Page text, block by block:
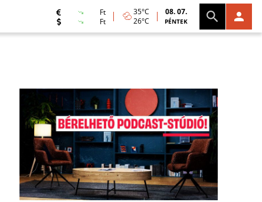
Ft
Ft
35°C
26°C
08. 07.
PÉNTEK